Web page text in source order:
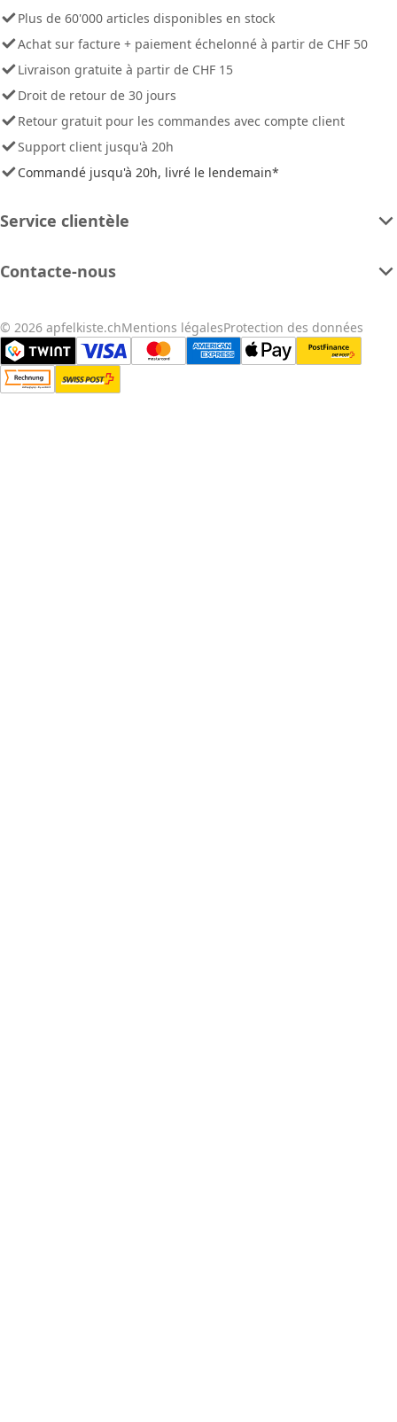
Plus de 60'000 articles disponibles en stock
Achat sur facture + paiement échelonné à partir de CHF 50
Livraison gratuite à partir de CHF 15
Droit de retour de 30 jours
Retour gratuit pour les commandes avec compte client
Support client jusqu'à 20h
Commandé jusqu'à 20h, livré le lendemain*
Service clientèle
Contacte-nous
© 2026 apfelkiste.chMentions légalesProtection des données